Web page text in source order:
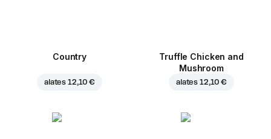
Country
alates 12,10 €
Truffle Chicken and
Mushroom
alates 12,10 €